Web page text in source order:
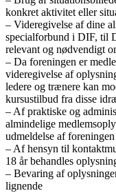
konkret aktivitet eller
– Videregivelse af dine
specialforbund i DIF, til
relevant og nødvendigt
– Da foreningen er
videregivelse af
ledere og trænere kan
kursustilbud fra disse
– Af praktiske og
almindelige
udmeldelse af foreningen
– Af hensyn til
18 år behandles
– Bevaring af
lignende